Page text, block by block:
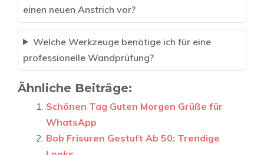
einen neuen Anstrich vor?
Welche Werkzeuge benötige ich für eine
professionelle Wandprüfung?
Ähnliche Beiträge:
Schönen Tag Guten Morgen Grüße für
WhatsApp
Bob Frisuren Gestuft Ab 50: Trendige